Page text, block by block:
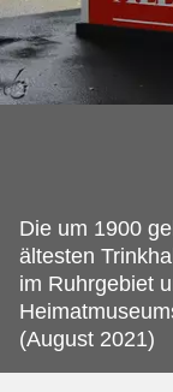
Die um 1900
ältesten
im Ruhrgebiet
(August 2021)